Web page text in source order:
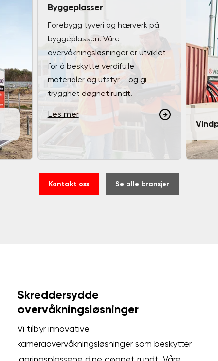
Byggeplasser
Forebygg tyveri og hærverk på
byggeplassen. Våre
overvåkningsløsninger er utviklet
for å beskytte verdifulle
materialer og utstyr – og gi
trygghet døgnet rundt.
Les mer
Kontakt oss Se alle bransjer
Skreddersydde
overvåkningsløsninger
Vi tilbyr innovative
kameraovervåkningsløsninger som beskytter